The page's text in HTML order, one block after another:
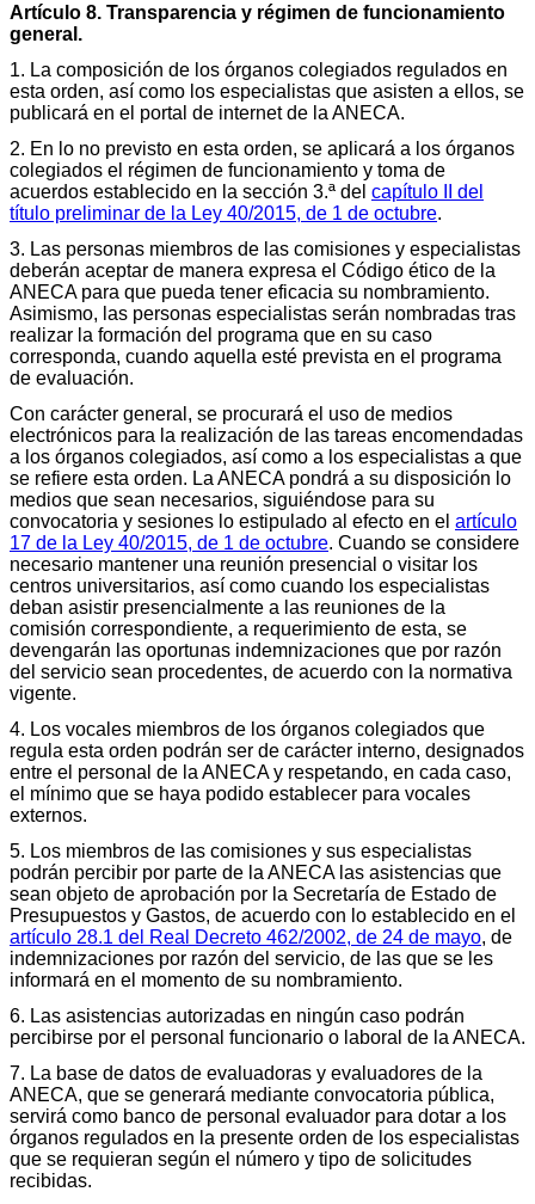
Artículo 8. Transparencia y régimen de funcionamiento
general.
1. La composición de los órganos colegiados regulados en
esta orden, así como los especialistas que asisten a ellos, se
publicará en el portal de internet de la ANECA.
2. En lo no previsto en esta orden, se aplicará a los órganos
colegiados el régimen de funcionamiento y toma de
acuerdos establecido en la sección 3.ª del capítulo II del
título preliminar de la Ley 40/2015, de 1 de octubre.
3. Las personas miembros de las comisiones y especialistas
deberán aceptar de manera expresa el Código ético de la
ANECA para que pueda tener eficacia su nombramiento.
Asimismo, las personas especialistas serán nombradas tras
realizar la formación del programa que en su caso
corresponda, cuando aquella esté prevista en el programa
de evaluación.
Con carácter general, se procurará el uso de medios
electrónicos para la realización de las tareas encomendadas
a los órganos colegiados, así como a los especialistas a que
se refiere esta orden. La ANECA pondrá a su disposición lo
medios que sean necesarios, siguiéndose para su
convocatoria y sesiones lo estipulado al efecto en el artículo
17 de la Ley 40/2015, de 1 de octubre. Cuando se considere
necesario mantener una reunión presencial o visitar los
centros universitarios, así como cuando los especialistas
deban asistir presencialmente a las reuniones de la
comisión correspondiente, a requerimiento de esta, se
devengarán las oportunas indemnizaciones que por razón
del servicio sean procedentes, de acuerdo con la normativa
vigente.
4. Los vocales miembros de los órganos colegiados que
regula esta orden podrán ser de carácter interno, designados
entre el personal de la ANECA y respetando, en cada caso,
el mínimo que se haya podido establecer para vocales
externos.
5. Los miembros de las comisiones y sus especialistas
podrán percibir por parte de la ANECA las asistencias que
sean objeto de aprobación por la Secretaría de Estado de
Presupuestos y Gastos, de acuerdo con lo establecido en el
artículo 28.1 del Real Decreto 462/2002, de 24 de mayo, de
indemnizaciones por razón del servicio, de las que se les
informará en el momento de su nombramiento.
6. Las asistencias autorizadas en ningún caso podrán
percibirse por el personal funcionario o laboral de la ANECA.
7. La base de datos de evaluadoras y evaluadores de la
ANECA, que se generará mediante convocatoria pública,
servirá como banco de personal evaluador para dotar a los
órganos regulados en la presente orden de los especialistas
que se requieran según el número y tipo de solicitudes
recibidas.